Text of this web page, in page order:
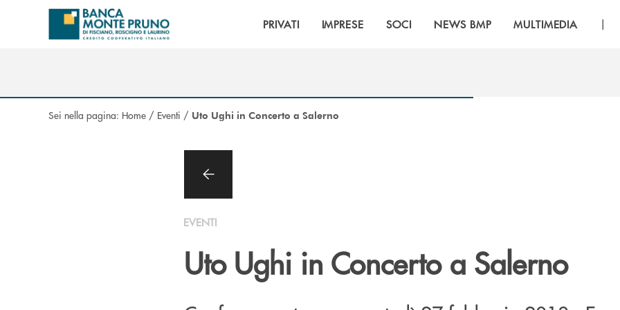
Salta al contenuto principale
PRIVATI IMPRESE SOCI NEWS BMP MULTIMEDIA |
Sei nella pagina: Home / Eventi / Uto Ughi in Concerto a Salerno
EVENTI
Uto Ughi in Concerto a Salerno